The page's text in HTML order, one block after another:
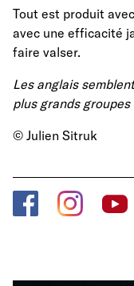
Tout est produit
avec une efficacité
faire valser.
Les anglais
plus grands groupes
© Julien Sitruk